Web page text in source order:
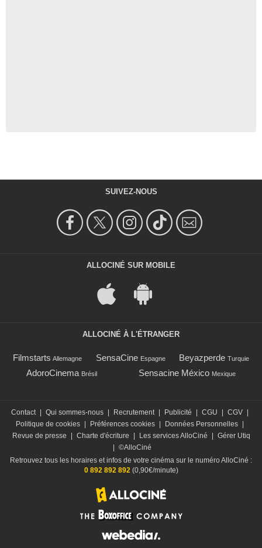
SUIVEZ-NOUS
ALLOCINÉ SUR MOBILE
ALLOCINÉ À L'ÉTRANGER
Filmstarts Allemagne SensaCine Espagne Beyazperde Turquie
AdoroCinema Brésil Sensacine México Mexique
Contact | Qui sommes-nous | Recrutement | Publicité | CGU | CGV |
Politique de cookies | Préférences cookies | Données Personnelles |
Revue de presse
| Charte d'écriture | Les services AlloCiné | Gérer Utiq
| ©AlloCiné
Retrouvez tous les horaires et infos de votre cinéma sur le numéro AlloCiné :
0 892 892 892 (0,90€/minute)